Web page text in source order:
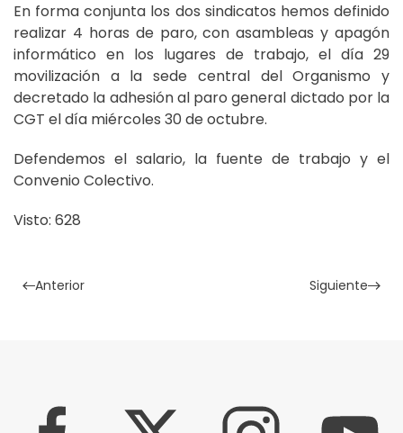
En forma conjunta los dos sindicatos hemos definido
realizar 4 horas de paro, con asambleas y apagón
informático en los lugares de trabajo, el día 29
movilización a la sede central del Organismo y
decretado la adhesión al paro general dictado por la
CGT el día miércoles 30 de octubre.
Defendemos el salario, la fuente de trabajo y el
Convenio Colectivo.
Visto: 628
Anterior Siguiente